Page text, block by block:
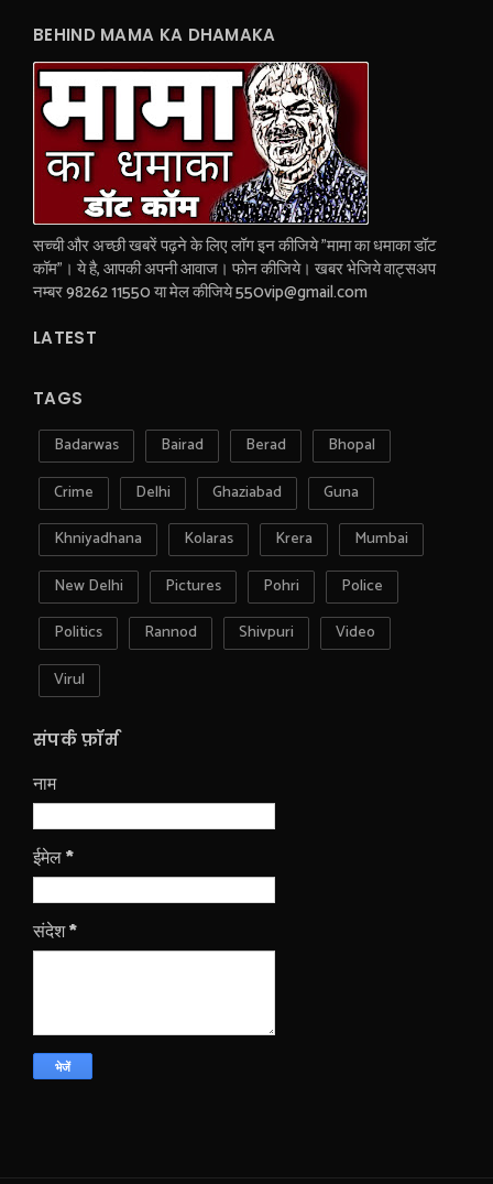
BEHIND MAMA KA DHAMAKA
सच्ची और अच्छी खबरें पढ़ने के लिए लॉग इन कीजिये "मामा का धमाका डॉट
कॉम"। ये है, आपकी अपनी आवाज। फोन कीजिये। खबर भेजिये वाट्सअप
नम्बर 98262 11550 या मेल कीजिये 550vip@gmail.com
LATEST
TAGS
Badarwas Bairad Berad
Bhopal
Crime
Delhi Ghaziabad
Guna
Khniyadhana
Kolaras Krera
Mumbai
New Delhi
Pictures Pohri
Police
Politics
Rannod Shivpuri
Video
Virul
संपर्क फ़ॉर्म
नाम
ईमेल*
संदेश*